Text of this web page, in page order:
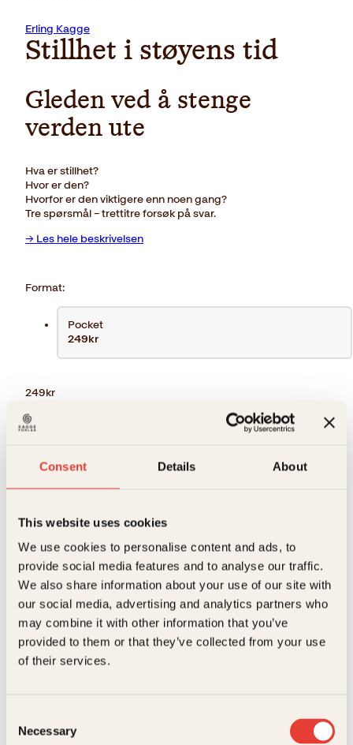
Consent Details About
This website uses cookies
We use cookies to personalise content and ads, to
provide social media features and to analyse our traffic.
We also share information about your use of our site with
our social media, advertising and analytics partners who
may combine it with other information that you’ve
provided to them or that they’ve collected from your use
of their services.
Selection
Necessary
Erling Kagge
Stillhet i støyens tid
Gleden ved å stenge
verden ute
Hva er stillhet?
Hvor er den?
Hvorfor er den viktigere enn noen gang?
Tre spørsmål – trettitre forsøk på svar.
→ Les hele beskrivelsen
Format:
Pocket
249kr
249kr
antall
Bla i boka
Beskrivelse
Beskrivelse
Hva er stillhet?
Hvor er den?
Hvorfor er den viktigere enn noen gang?
til omgivelsene, men det motsatte: å se verden litt
tydeligere, holde en retning og forsøke å elske livet.»
Ekstra detaljer
Forfattere Erling Kagge
Forlag